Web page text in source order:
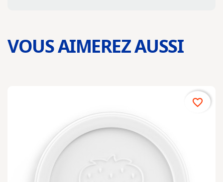
VOUS AIMEREZ AUSSI
favorite_border